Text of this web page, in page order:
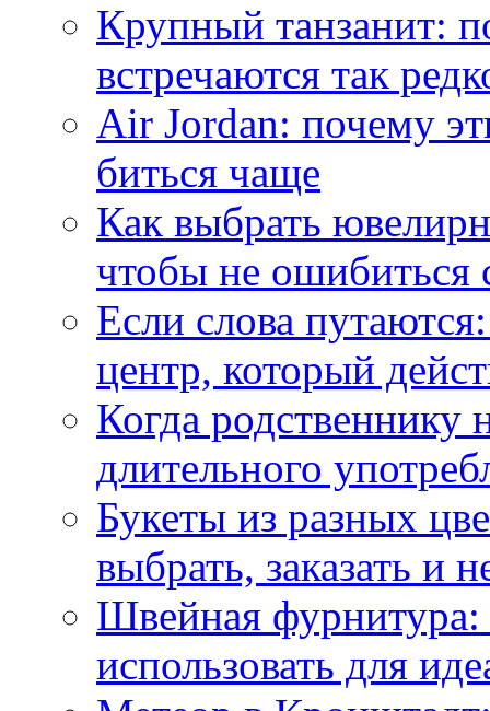
Крупный танзанит:
встречаются так
Air Jordan: почему
биться чаще
Как выбрать
чтобы не ошибиться
Если слова
центр, который
Когда
длительного
Букеты из разных
выбрать, заказать и
Швейная фурнитура:
использовать для